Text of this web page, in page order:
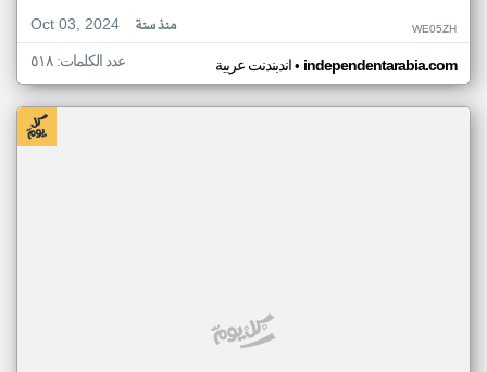
Oct 03, 2024
منذ سنة WE05ZH
اندبندنت عربية• independentarabia.com عدد الكلمات: ٥١٨